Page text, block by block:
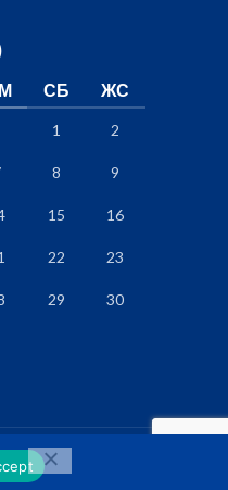
СБ ЖС
1 2
8 9
15 16
22 23
29 30
TERMS & CONDITIONS